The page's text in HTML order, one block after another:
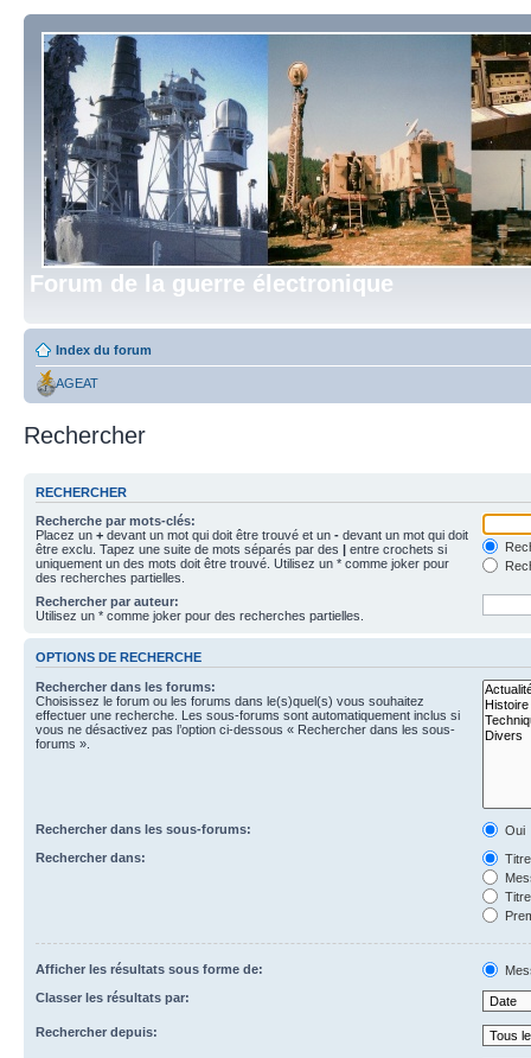
Forum de la guerre électronique
Index du forum
AGEAT
Rechercher
RECHERCHER
Recherche par mots-clés:
Placez un + devant un mot qui doit être trouvé et un - devant un mot qui doit
être exclu. Tapez une suite de mots séparés par des | entre crochets si
uniquement un des mots doit être trouvé. Utilisez un * comme joker pour
des recherches partielles.
Rechercher par auteur:
Utilisez un * comme joker pour des recherches partielles.
OPTIONS DE RECHERCHE
Rechercher dans les forums:
Choisissez le forum ou les forums dans le(s)quel(s) vous souhaitez
effectuer une recherche. Les sous-forums sont automatiquement inclus si
vous ne désactivez pas l’option ci-dessous « Rechercher dans les sous-
forums ».
Rechercher dans les sous-forums:
Oui
Rechercher dans:
Afficher les résultats sous forme de:
Classer les résultats par:
Rechercher depuis: